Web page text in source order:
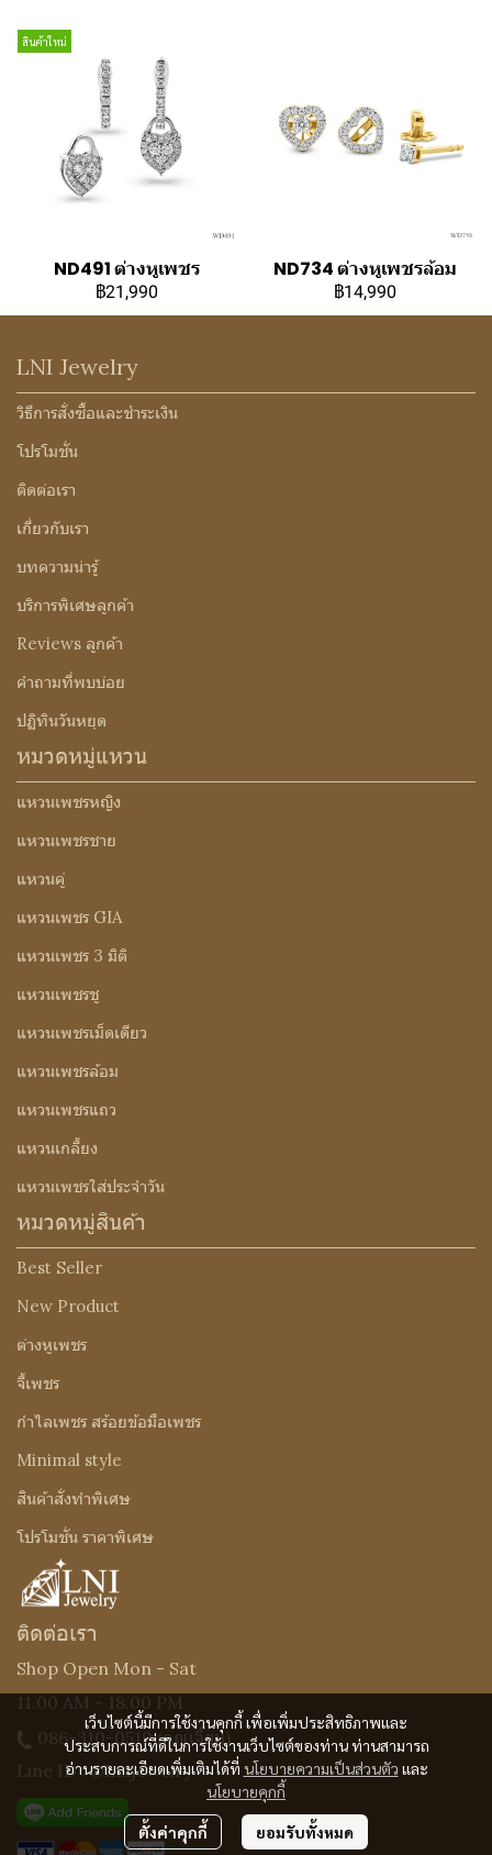
สินค้าใหม่
ND491 ต่างหูเพชร
฿21,990
ND734 ต่างหูเพชรล้อม
฿14,990
เว็บไซต์นี้มีการใช้งานคุกกี้ เพื่อเพิ่มประสิทธิภาพและ
ประสบการณ์ที่ดีในการใช้งานเว็บไซต์ของท่าน ท่านสามารถ
อ่านรายละเอียดเพิ่มเติมได้ที่ นโยบายความเป็นส่วนตัว และ
นโยบายคุกกี้
ตั้งค่าคุกกี้ ยอมรับทั้งหมด
LNI Jewelry
วิธีการสั่งซื้อและชำระเงิน
โปรโมชั่น
ติดต่อเรา
เกี่ยวกับเรา
บทความน่ารู้
บริการพิเศษลูกค้า
Reviews ลูกค้า
คำถามที่พบบ่อย
ปฏิทินวันหยุด
หมวดหมู่แหวน
แหวนเพชรหญิง
แหวนเพชรชาย
แหวนคู่
แหวนเพชร GIA
แหวนเพชร 3 มิติ
แหวนเพชรชู
แหวนเพชรเม็ดเดียว
แหวนเพชรล้อม
แหวนเพชรแถว
แหวนเกลี้ยง
แหวนเพชรใส่ประจำวัน
หมวดหมู่สินค้า
Best Seller
New Product
ต่างหูเพชร
จี้เพชร
กำไลเพชร สร้อยข้อมือเพชร
Minimal style
สินค้าสั่งทำพิเศษ
โปรโมชั่น ราคาพิเศษ
ติดต่อเรา
Shop Open Mon - Sat
11.00 AM - 18.00 PM
086-310-0519(คุณเจี๊ยบ)
Line ID : @Lnijewelry